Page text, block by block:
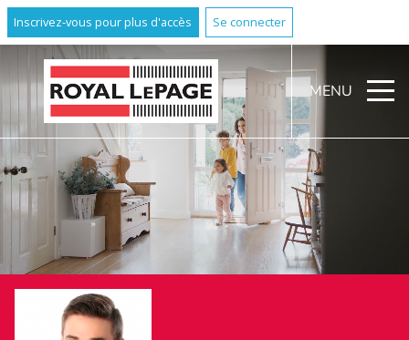
Inscrivez-vous pour plus d'accès Se connecter
MENU